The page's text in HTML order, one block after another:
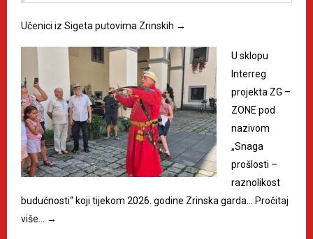
Učenici iz Sigeta putovima Zrinskih →
U sklopu
Interreg
projekta ZG –
ZONE pod
nazivom
„Snaga
prošlosti –
raznolikost
budućnosti“ koji tijekom 2026. godine Zrinska garda… Pročitaj
više… →